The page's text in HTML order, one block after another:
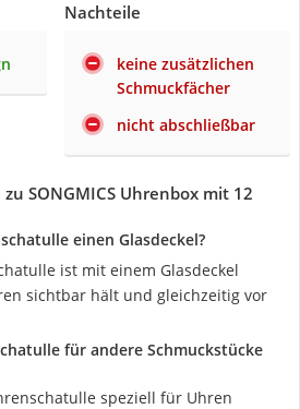
Nachteile
keine zusätzlichen
Schmuckfächer
nicht abschließbar
SONGMICS Uhrenbox mit 12
einen Glasdeckel?
ist mit einem Glasdeckel
sichtbar hält und gleichzeitig vor
für andere Schmuckstücke
speziell für Uhren